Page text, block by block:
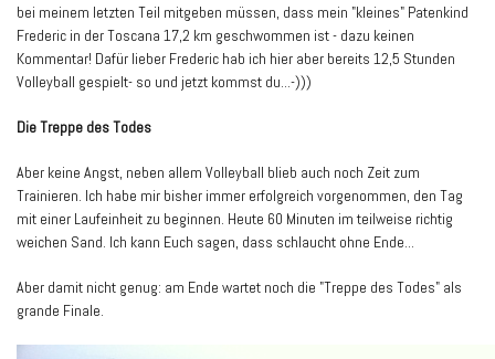
bei meinem letzten Teil mitgeben müssen, dass mein "kleines" Patenkind
Frederic in der Toscana 17,2 km geschwommen ist - dazu keinen
Kommentar! Dafür lieber Frederic hab ich hier aber bereits 12,5 Stunden
Volleyball gespielt- so und jetzt kommst du...-)))
Die Treppe des Todes
Aber keine Angst, neben allem Volleyball blieb auch noch Zeit zum
Trainieren. Ich habe mir bisher immer erfolgreich vorgenommen, den Tag
mit einer Laufeinheit zu beginnen. Heute 60 Minuten im teilweise richtig
weichen Sand. Ich kann Euch sagen, dass schlaucht ohne Ende...
Aber damit nicht genug: am Ende wartet noch die "Treppe des Todes" als
grande Finale.